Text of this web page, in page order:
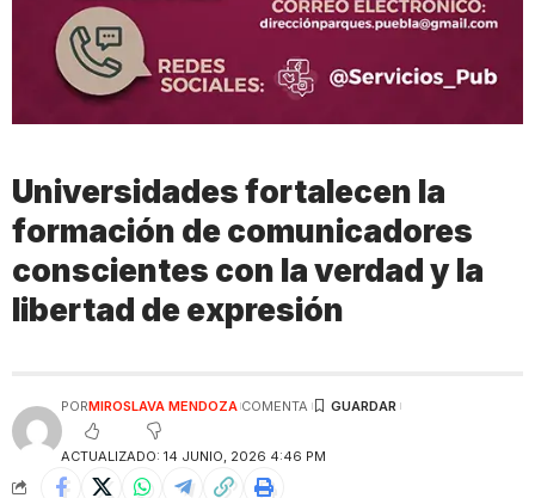
Universidades fortalecen la
formación de comunicadores
conscientes con la verdad y la
libertad de expresión
ACTUALIZADO: 14 JUNIO, 2026 4:46 PM
PORMIROSLAVA MENDOZA COMENTA